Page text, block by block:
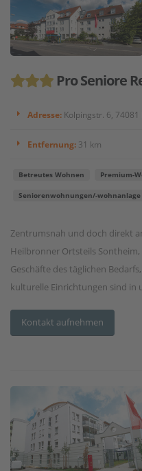
Pro Seniore
Adresse: Kolpingstr. 6,
Entfernung: 31 km
Betreutes Wohnen Premium-
Seniorenwohnungen/-wohnanlage
Zentrumsnah und doch direkt
Heilbronner Ortsteils Sontheim,
Geschäfte des täglichen
kulturelle Einrichtungen sind in
Kontakt aufnehmen